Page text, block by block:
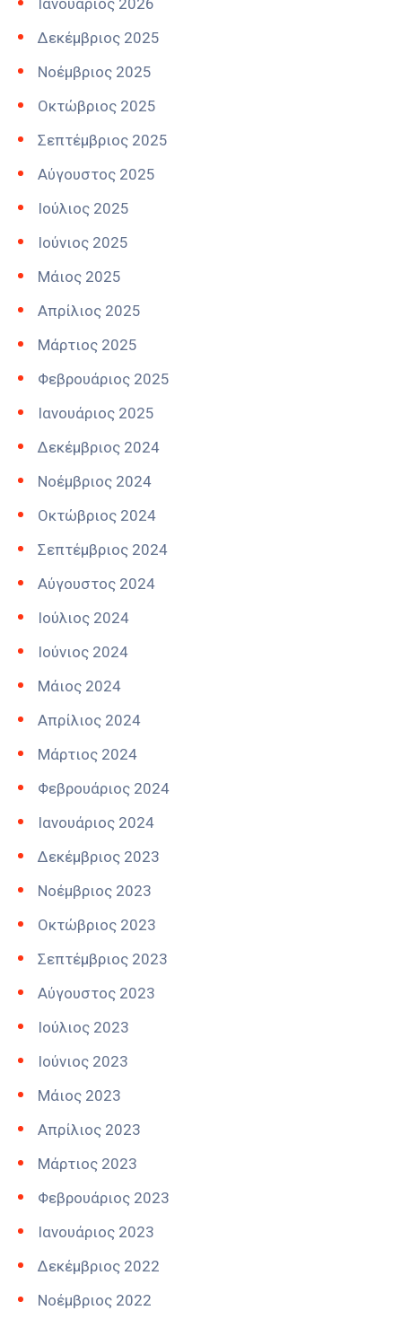
Ιανουάριος 2026
Δεκέμβριος 2025
Νοέμβριος 2025
Οκτώβριος 2025
Σεπτέμβριος 2025
Αύγουστος 2025
Ιούλιος 2025
Ιούνιος 2025
Μάιος 2025
Απρίλιος 2025
Μάρτιος 2025
Φεβρουάριος 2025
Ιανουάριος 2025
Δεκέμβριος 2024
Νοέμβριος 2024
Οκτώβριος 2024
Σεπτέμβριος 2024
Αύγουστος 2024
Ιούλιος 2024
Ιούνιος 2024
Μάιος 2024
Απρίλιος 2024
Μάρτιος 2024
Φεβρουάριος 2024
Ιανουάριος 2024
Δεκέμβριος 2023
Νοέμβριος 2023
Οκτώβριος 2023
Σεπτέμβριος 2023
Αύγουστος 2023
Ιούλιος 2023
Ιούνιος 2023
Μάιος 2023
Απρίλιος 2023
Μάρτιος 2023
Φεβρουάριος 2023
Ιανουάριος 2023
Δεκέμβριος 2022
Νοέμβριος 2022